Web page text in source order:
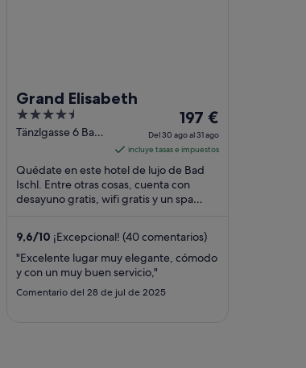
Grand Elisabeth
4.5
out
5
Tänzlgasse 6 Bad
El
precio
es
de
197 €
por
del
30
197 €
Del 30 ago al 31 ago
incluye tasas e impuestos
Quédate en este hotel de lujo de Bad
Ischl. Entre otras cosas, cuenta con
desayuno gratis, wifi gratis y un spa
9,6/10 ¡Excepcional! (40 comentarios)
"Excelente lugar muy elegante, cómodo
y con un muy buen servicio,"
Comentario del 28 de jul de 2025